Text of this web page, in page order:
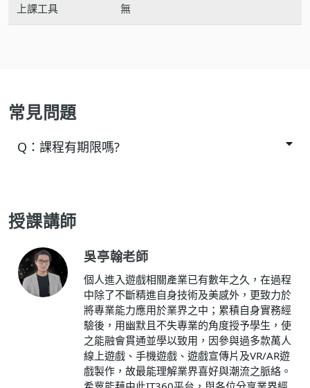
上課工具 無
常見問題
Q： 課程有期限嗎?
授課講師
吳亭翰老師
個人進入遊戲相關產業已有數年之久，在過程
中除了不斷精進自身技術及美感外，更致力於
將專業能力應用於業界之中；累積自身實務經
驗後，用幽默且不失專業的角度授予學生，使
之能融會貫通並學以致用，因參與過多款萬人
線上遊戲、手機遊戲、遊戲宣傳片及VR/AR遊
戲製作，故最能理解業界喜好與潮流之脈絡。